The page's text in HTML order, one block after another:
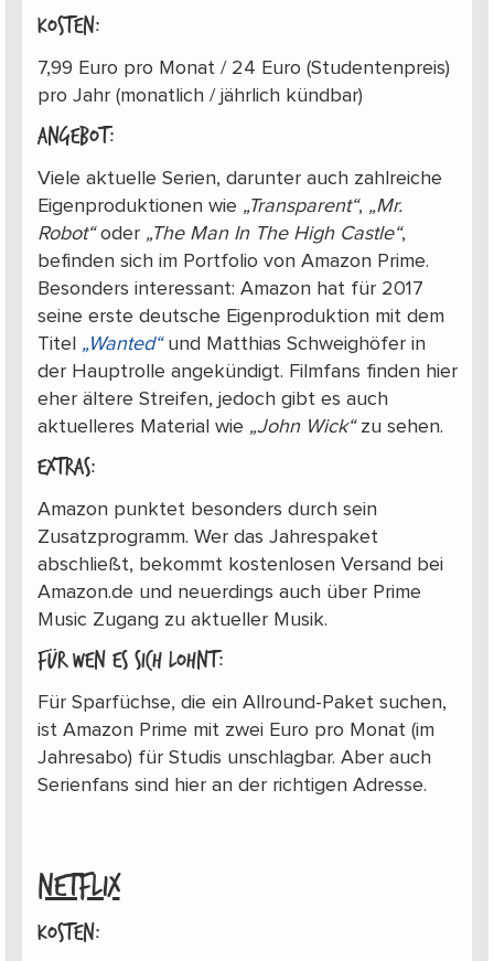
Kosten:
7,99 Euro pro Monat / 24 Euro (Studentenpreis)
pro Jahr (monatlich / jährlich kündbar)
Angebot:
Viele aktuelle Serien, darunter auch zahlreiche
Eigenproduktionen wie „Transparent“, „Mr.
Robot“oder „The Man In The High Castle“,
befinden sich im Portfolio von Amazon Prime.
Besonders interessant: Amazon hat für 2017
seine erste deutsche Eigenproduktion mit dem
Titel „Wanted“ und Matthias Schweighöfer in
der Hauptrolle angekündigt. Filmfans finden hier
eher ältere Streifen, jedoch gibt es auch
aktuelleres Material wie „John Wick“zu sehen.
Extras:
Amazon punktet besonders durch sein
Zusatzprogramm. Wer das Jahrespaket
abschließt, bekommt kostenlosen Versand bei
Amazon.de und neuerdings auch über Prime
Music Zugang zu aktueller Musik.
Für wen es sich lohnt:
Für Sparfüchse, die ein Allround-Paket suchen,
ist Amazon Prime mit zwei Euro pro Monat (im
Jahresabo) für Studis unschlagbar. Aber auch
Serienfans sind hier an der richtigen Adresse.
NETFLIX
Kosten: